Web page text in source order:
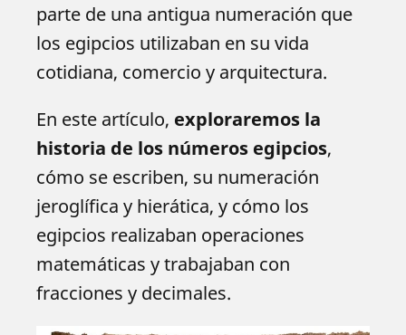
parte de una antigua numeración que
los egipcios utilizaban en su vida
cotidiana, comercio y arquitectura.
En este artículo, exploraremos la
historia de los números egipcios,
cómo se escriben, su numeración
jeroglífica y hierática, y cómo los
egipcios realizaban operaciones
matemáticas y trabajaban con
fracciones y decimales.